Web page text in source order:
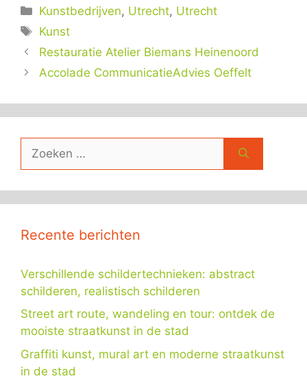
Categorieën
Kunstbedrijven, Utrecht, Utrecht
Tags
Kunst
Restauratie Atelier Biemans Heinenoord
Accolade CommunicatieAdvies Oeffelt
naar:
Recente berichten
Verschillende schildertechnieken: abstract
schilderen, realistisch schilderen
Street art route, wandeling en tour: ontdek de
mooiste straatkunst in de stad
Graffiti kunst, mural art en moderne straatkunst
in de stad